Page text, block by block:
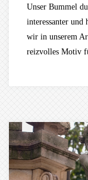
Unser Bummel
interessanter und
wir in unserem
reizvolles Motiv